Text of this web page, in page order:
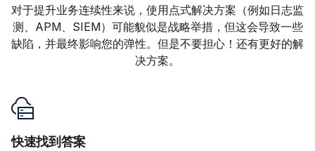
对于提升业务连续性来说，使用点式解决方案（例如日志监
测、APM、SIEM）可能貌似是战略举措，但这会导致一些
缺陷，并最终影响您的弹性。但是不要担心！还有更好的解
决方案。
快速找到答案